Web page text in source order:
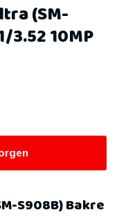
(SM-
3.52 10MP
S908B) Bakre